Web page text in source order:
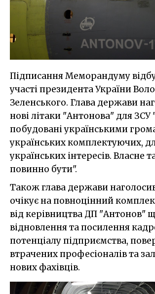
Підписання Меморандуму
участі президента України
Зеленського. Глава держави
нові літаки "Антонова" для ЗСУ
побудовані українськими
українських комплектуючих,
українських інтересів. Власне
повинно бути".
Також глава держави
очікує на повноцінний
від керівництва ДП "Антонов"
відновлення та посилення
потенціалу підприємства,
втрачених професіоналів та
нових фахівців.